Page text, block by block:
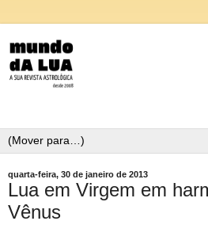
quarta-feira, 30 de janeiro de 2013
Lua em Virgem em
Vênus